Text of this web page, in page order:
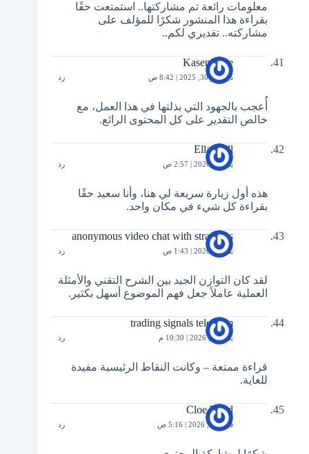
معلومات رائعة تم مشاركتها.. استمتعت حقًا
بقراءة هذا المنشور شكرًا للمؤلف على
مشاركته.. تقديري لكم..
Kasen Frye
ديسمبر 30, 2025 | 8:42 ص رد
أُعجب بالجهود التي بذلتها في هذا العمل، مع
خالص التقدير على كل المحتوى الرائع.
Ella Hull
يناير 1, 2026 | 2:57 ص رد
هذه أول زيارة سريعة لي هنا، وأنا سعيد حقًا
بقراءة كل شيء في مكان واحد.
anonymous video chat with strangers
يناير 9, 2026 | 1:43 ص رد
لقد كان التوازن الجيد بين الشرح التقني والأمثلة
العملية عاملاً جعل فهم الموضوع أسهل بكثير.
trading signals telegram
يناير 15, 2026 | 10:30 م رد
قراءة ممتعة – وكانت النقاط الرئيسية مفيدة
للغاية.
Cloe Ward
فبراير 5, 2026 | 5:16 ص رد